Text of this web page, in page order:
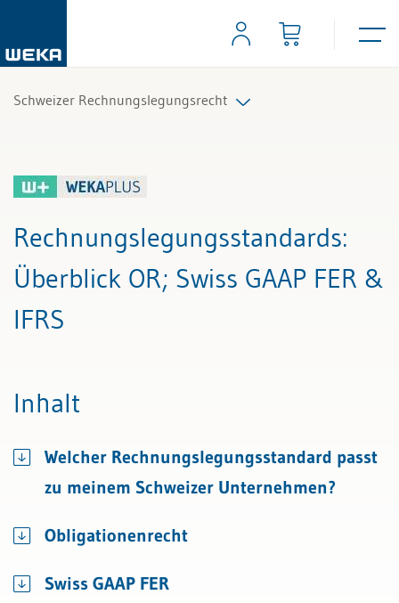
Schweizer Rechnungslegungsrecht
Alle Fachexperten
Rechnungslegungsstandards:
Überblick OR; Swiss GAAP FER &
IFRS
Inhalt
Welcher Rechnungslegungsstandard passt
zu meinem Schweizer Unternehmen?
Obligationenrecht
Swiss GAAP FER